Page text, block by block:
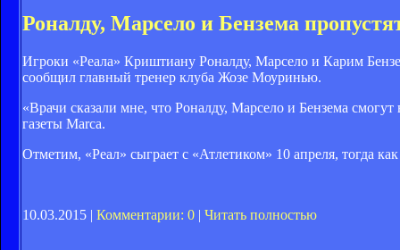
Роналду, Марсело и Бензема
Игроки «Реала» Криштиану Роналду, Марсело и Карим
сообщил главный тренер клуба Жозе Моуринью.
«Врачи сказали мне, что Роналду, Марсело и Бензема
газеты Marca.
Отметим, «Реал» сыграет с «Атлетиком» 10 апреля, тогда
10.03.2015 | Комментарии: 0 | Читать полностью